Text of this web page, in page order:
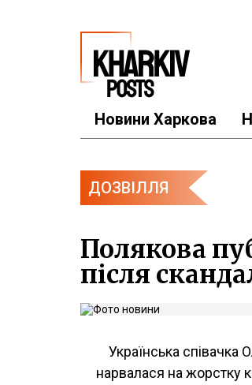
Новини Харкова
ДОЗВІЛЛЯ
Полякова
після
Українська співачка
нарвалася на жорстку